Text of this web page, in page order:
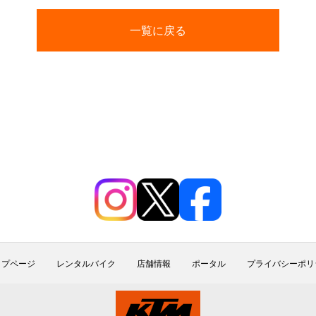
一覧に戻る
ページ レンタルバイク 店舗情報 ポータル プライバシーポ